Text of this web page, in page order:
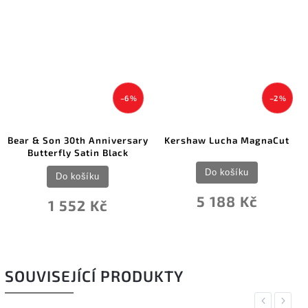
–6 %
Bear & Son 30th Anniversary
Butterfly Satin Black
1 552 Kč
Do košíku
–2 %
Kershaw Lucha MagnaCut
5 188 Kč
Do košíku
SOUVISEJÍCÍ PRODUKTY
Previous
Next